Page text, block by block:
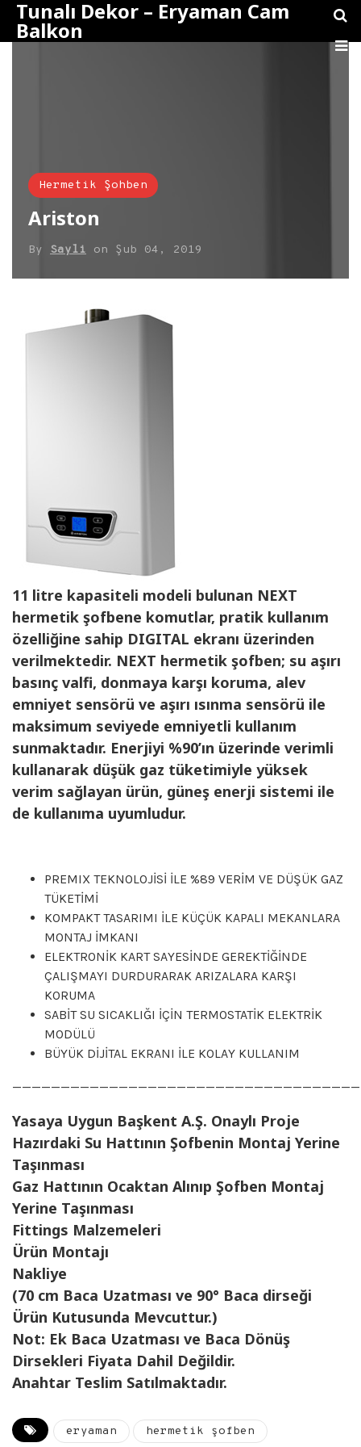
Tunalı Dekor – Eryaman Cam
Balkon
Hermetik Şohben
Ariston
By Sayli on Şub 04, 2019
11 litre kapasiteli modeli bulunan NEXT
hermetik şofbene komutlar, pratik kullanım
özelliğine sahip DIGITAL ekranı üzerinden
verilmektedir. NEXT hermetik şofben; su aşırı
basınç valfi, donmaya karşı koruma, alev
emniyet sensörü ve aşırı ısınma sensörü ile
maksimum seviyede emniyetli kullanım
sunmaktadır. Enerjiyi %90’ın üzerinde verimli
kullanarak düşük gaz tüketimiyle yüksek
verim sağlayan ürün, güneş enerji sistemi ile
de kullanıma uyumludur.
PREMIX TEKNOLOJİSİ İLE %89 VERİM VE DÜŞÜK GAZ
TÜKETİMİ
KOMPAKT TASARIMI İLE KÜÇÜK KAPALI MEKANLARA
MONTAJ İMKANI
ELEKTRONİK KART SAYESİNDE GEREKTİĞİNDE
ÇALIŞMAYI DURDURARAK ARIZALARA KARŞI
KORUMA
SABİT SU SICAKLIĞI İÇİN TERMOSTATİK ELEKTRİK
MODÜLÜ
BÜYÜK DİJİTAL EKRANI İLE KOLAY KULLANIM
Yasaya Uygun Başkent A.Ş. Onaylı Proje
Hazırdaki Su Hattının Şofbenin Montaj Yerine
Taşınması
Gaz Hattının Ocaktan Alınıp Şofben Montaj
Yerine Taşınması
Fittings Malzemeleri
Ürün Montajı
Nakliye
(70 cm Baca Uzatması ve 90° Baca dirseği
Ürün Kutusunda Mevcuttur.)
Not: Ek Baca Uzatması ve Baca Dönüş
Dirsekleri Fiyata Dahil Değildir.
Anahtar Teslim Satılmaktadır.
eryaman hermetik şofben